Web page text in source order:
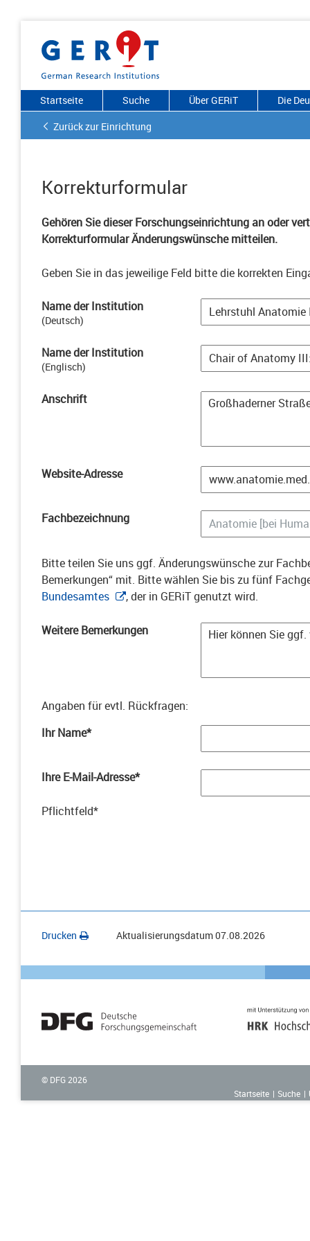
Startseite Suche Über GERiT
Die
Zurück zur Einrichtung
Korrekturformular
Gehören Sie dieser Forschungseinrichtung an oder
Korrekturformular Änderungswünsche mitteilen.
Geben Sie in das jeweilige Feld bitte die korrekten
Name der Institution
(Deutsch)
Name der Institution
(Englisch)
Anschrift
Website-Adresse
Fachbezeichnung
Bitte teilen Sie uns ggf. Änderungswünsche zur
Bemerkungen“ mit. Bitte wählen Sie bis zu fünf
Bundesamtes
, der in GERiT genutzt wird.
Weitere Bemerkungen
Angaben für evtl. Rückfragen:
Ihr Name*
Ihre E-Mail-Adresse*
Pflichtfeld*
Drucken Aktualisierungsdatum07.08.2026
© DFG 2026
Startseite
Suche